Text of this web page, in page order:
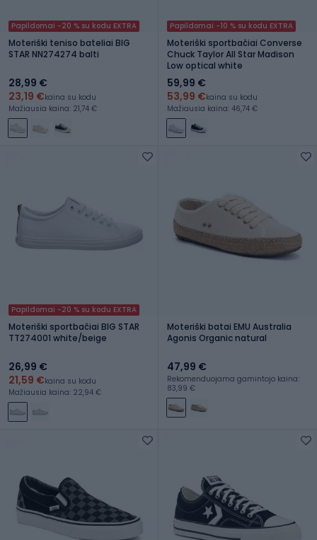
Papildomai -20 % su kodu EXTRA
Moteriški teniso bateliai BIG
STAR NN274274 balti
28,99 €
23,19 €kaina su kodu
Mažiausia kaina: 21,74 €
Papildomai -10 % su kodu EXTRA
Moteriški sportbačiai Converse
Chuck Taylor All Star Madison
Low optical white
59,99 €
53,99 €kaina su kodu
Mažiausia kaina: 46,74 €
Papildomai -20 % su kodu EXTRA
Moteriški sportbačiai BIG STAR
TT274001 white/beige
26,99 €
21,59 €kaina su kodu
Mažiausia kaina: 22,94 €
Moteriški batai EMU Australia
Agonis Organic natural
47,99 €
Rekomenduojama gamintojo kaina:
83,99 €